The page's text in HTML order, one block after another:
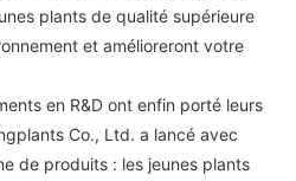
plants de qualité supérieure
et amélioreront votre
en R&D ont enfin porté leurs
Co., Ltd. a lancé avec
de produits : les jeunes plants